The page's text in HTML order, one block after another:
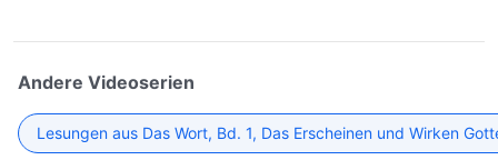
Andere Videoserien
Lesungen aus Das Wort, Bd. 1, Das Erscheinen und Wirken